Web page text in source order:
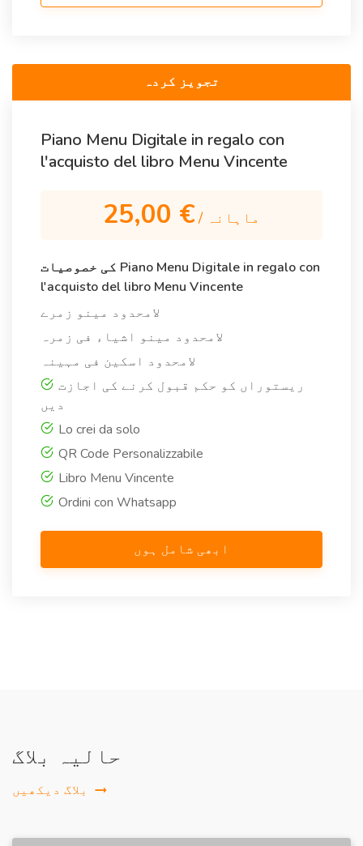
تجویز کردہ
Piano Menu Digitale in regalo con
l'acquisto del libro Menu Vincente
25,00 € / ماہانہ
کی خصوصیات Piano Menu Digitale in regalo con
l'acquisto del libro Menu Vincente
لامحدود مینو زمرے
لامحدود مینو اشیاء فی زمرہ
لامحدود اسکین فی مہینہ
دیں
Lo crei da solo
QR Code Personalizzabile
Libro Menu Vincente
Ordini con Whatsapp
ابھی شامل ہوں
حالیہ بلاگ
بلاگ دیکھیں